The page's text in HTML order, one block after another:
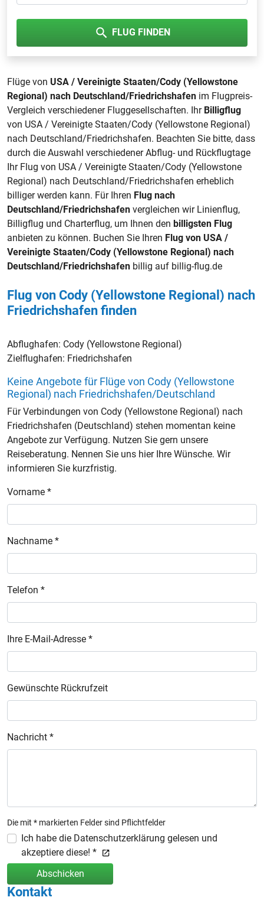
FLUG FINDEN
Flüge von USA / Vereinigte Staaten/Cody (Yellowstone
Regional) nach Deutschland/Friedrichshafen im Flugpreis-
Vergleich verschiedener Fluggesellschaften. Ihr Billigflug
von USA / Vereinigte Staaten/Cody (Yellowstone Regional)
nach Deutschland/Friedrichshafen. Beachten Sie bitte, dass
durch die Auswahl verschiedener Abflug- und Rückflugtage
Ihr Flug von USA / Vereinigte Staaten/Cody (Yellowstone
Regional) nach Deutschland/Friedrichshafen erheblich
billiger werden kann. Für Ihren Flug nach
Deutschland/Friedrichshafen vergleichen wir Linienflug,
Billigflug und Charterflug, um Ihnen den billigsten Flug
anbieten zu können. Buchen Sie Ihren Flug von USA /
Vereinigte Staaten/Cody (Yellowstone Regional) nach
Deutschland/Friedrichshafen billig auf billig-flug.de
Flug von Cody (Yellowstone Regional) nach
Friedrichshafen finden
Abflughafen: Cody (Yellowstone Regional)
Zielflughafen: Friedrichshafen
Keine Angebote für Flüge von Cody (Yellowstone
Regional) nach Friedrichshafen/Deutschland
Für Verbindungen von Cody (Yellowstone Regional) nach
Friedrichshafen (Deutschland) stehen momentan keine
Angebote zur Verfügung. Nutzen Sie gern unsere
Reiseberatung. Nennen Sie uns hier Ihre Wünsche. Wir
informieren Sie kurzfristig.
Vorname *
Nachname *
Telefon *
Ihre E-Mail-Adresse *
Gewünschte Rückrufzeit
Nachricht *
Die mit * markierten Felder sind Pflichtfelder
Ich habe die Datenschutzerklärung gelesen und
akzeptiere diese! *
Abschicken
Kontakt